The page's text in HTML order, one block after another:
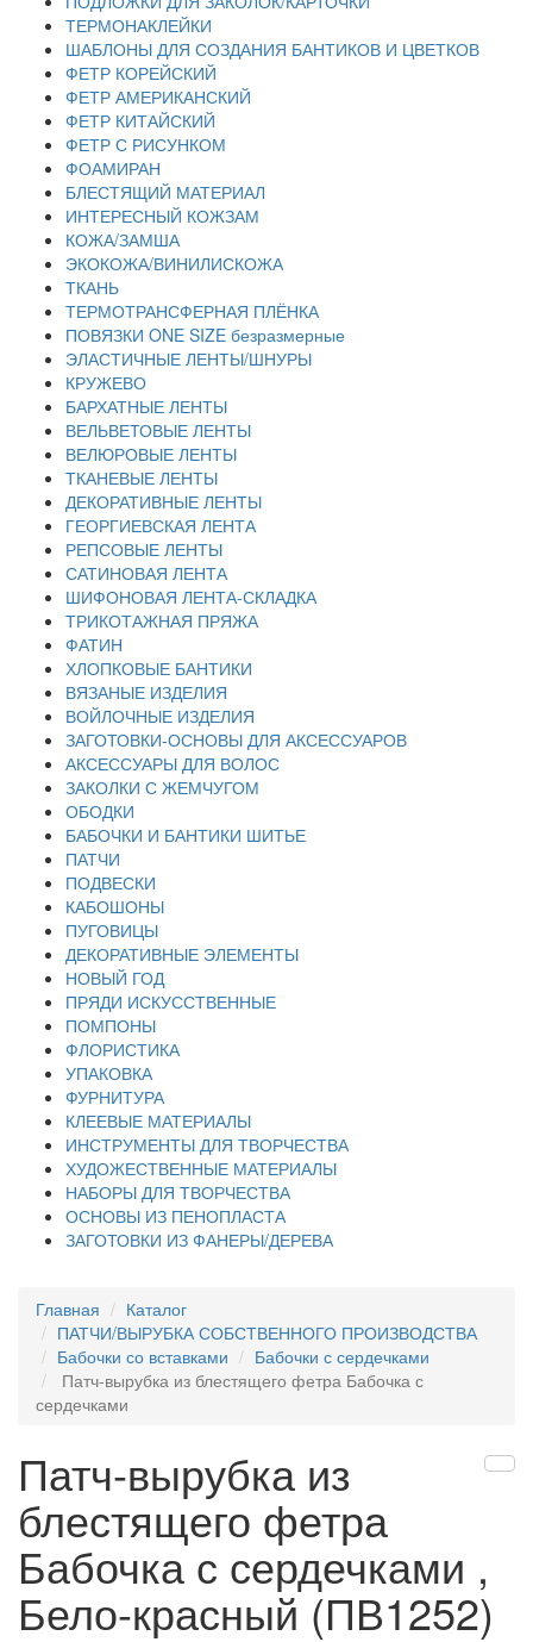
ТЕРМОНАКЛЕЙКИ
ШАБЛОНЫ ДЛЯ СОЗДАНИЯ БАНТИКОВ И ЦВЕТКОВ
ФЕТР КОРЕЙСКИЙ
ФЕТР АМЕРИКАНСКИЙ
ФЕТР КИТАЙСКИЙ
ФЕТР С РИСУНКОМ
ФОАМИРАН
БЛЕСТЯЩИЙ МАТЕРИАЛ
ИНТЕРЕСНЫЙ КОЖЗАМ
КОЖА/ЗАМША
ЭКОКОЖА/ВИНИЛИСКОЖА
ТКАНЬ
ТЕРМОТРАНСФЕРНАЯ ПЛЁНКА
ПОВЯЗКИ ONE SIZE безразмерные
ЭЛАСТИЧНЫЕ ЛЕНТЫ/ШНУРЫ
КРУЖЕВО
БАРХАТНЫЕ ЛЕНТЫ
ВЕЛЬВЕТОВЫЕ ЛЕНТЫ
ВЕЛЮРОВЫЕ ЛЕНТЫ
ТКАНЕВЫЕ ЛЕНТЫ
ДЕКОРАТИВНЫЕ ЛЕНТЫ
ГЕОРГИЕВСКАЯ ЛЕНТА
РЕПСОВЫЕ ЛЕНТЫ
САТИНОВАЯ ЛЕНТА
ШИФОНОВАЯ ЛЕНТА-СКЛАДКА
ТРИКОТАЖНАЯ ПРЯЖА
ФАТИН
ХЛОПКОВЫЕ БАНТИКИ
ВЯЗАНЫЕ ИЗДЕЛИЯ
ВОЙЛОЧНЫЕ ИЗДЕЛИЯ
ЗАГОТОВКИ-ОСНОВЫ ДЛЯ АКСЕССУАРОВ
АКСЕССУАРЫ ДЛЯ ВОЛОС
ЗАКОЛКИ С ЖЕМЧУГОМ
ОБОДКИ
БАБОЧКИ И БАНТИКИ ШИТЬЕ
ПАТЧИ
ПОДВЕСКИ
КАБОШОНЫ
ПУГОВИЦЫ
ДЕКОРАТИВНЫЕ ЭЛЕМЕНТЫ
НОВЫЙ ГОД
ПРЯДИ ИСКУССТВЕННЫЕ
ПОМПОНЫ
ФЛОРИСТИКА
УПАКОВКА
ФУРНИТУРА
КЛЕЕВЫЕ МАТЕРИАЛЫ
ИНСТРУМЕНТЫ ДЛЯ ТВОРЧЕСТВА
ХУДОЖЕСТВЕННЫЕ МАТЕРИАЛЫ
НАБОРЫ ДЛЯ ТВОРЧЕСТВА
ОСНОВЫ ИЗ ПЕНОПЛАСТА
ЗАГОТОВКИ ИЗ ФАНЕРЫ/ДЕРЕВА
Главная
Каталог
ПАТЧИ/ВЫРУБКА СОБСТВЕННОГО ПРОИЗВОДСТВА
Бабочки со вставками
Бабочки с сердечками
Патч-вырубка из блестящего фетра Бабочка с
сердечками
Патч-вырубка из
блестящего фетра
Бабочка с сердечками ,
Бело-красный (ПВ1252)